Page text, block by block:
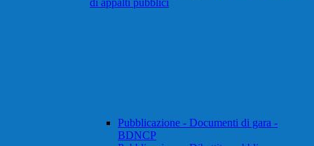
di appalti pubblici
Pubblicazione - Documenti di gara -
BDNCP